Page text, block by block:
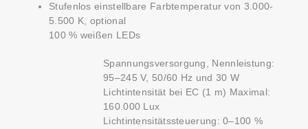
Stufenlos einstellbare Farbtemperatur von 3.000-
5.500 K, optional
100 % weißen LEDs
Spannungsversorgung, Nennleistung:
95–245 V, 50/60 Hz und 30 W
Lichtintensität bei EC (1 m) Maximal:
160.000 Lux
Lichtintensitätssteuerung: 0–100 %